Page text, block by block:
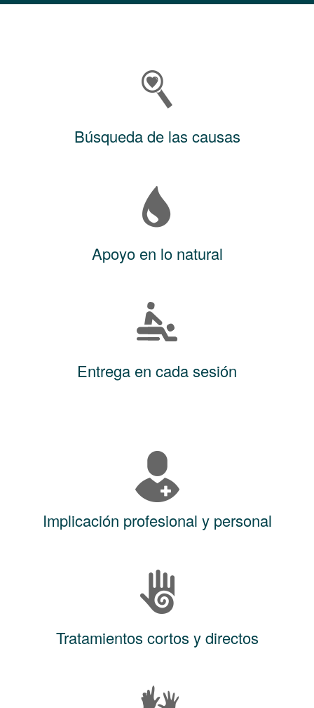
Búsqueda de las causas
Apoyo en lo natural
Entrega en cada sesión
Implicación profesional y personal
Tratamientos cortos y directos